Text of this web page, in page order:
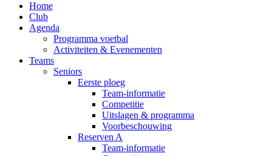
Home
Club
Agenda
Programma voetbal
Activiteiten & Evenementen
Teams
Seniors
Eerste ploeg
Team-informatie
Competitie
Uitslagen & programma
Voorbeschouwing
Reserven A
Team-informatie